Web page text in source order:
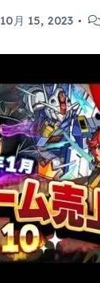
10月 15, 2023